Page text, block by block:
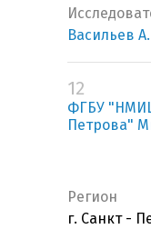
Васильев
12
ФГБУ
Петрова"
Регион
г. Санкт -